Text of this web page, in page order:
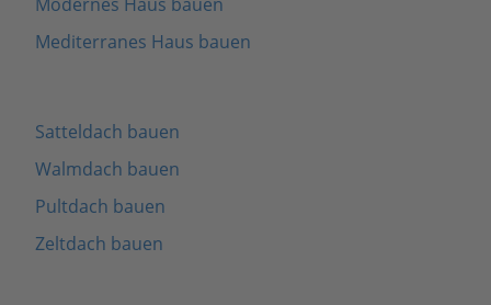
Mediterranes Haus bauen
Satteldach bauen
Walmdach bauen
Pultdach bauen
Zeltdach bauen